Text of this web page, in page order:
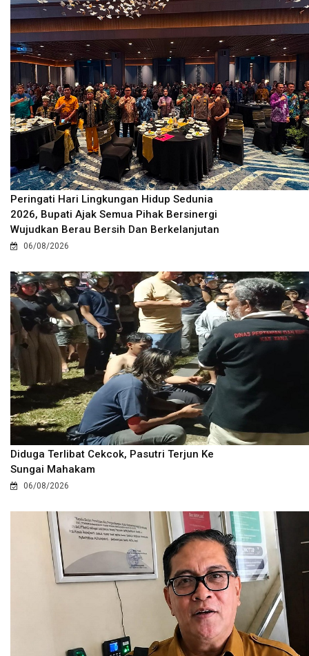
Peringati Hari Lingkungan Hidup Sedunia
2026, Bupati Ajak Semua Pihak Bersinergi
Wujudkan Berau Bersih Dan Berkelanjutan
06/08/2026
Diduga Terlibat Cekcok, Pasutri Terjun Ke
Sungai Mahakam
06/08/2026